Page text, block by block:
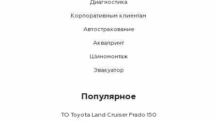
Диагностика
Корпоративным клиентам
Автострахование
Аквапринт
Шиномонтаж
Эвакуатор
Популярное
ТО Toyota Land Cruiser Prado 150